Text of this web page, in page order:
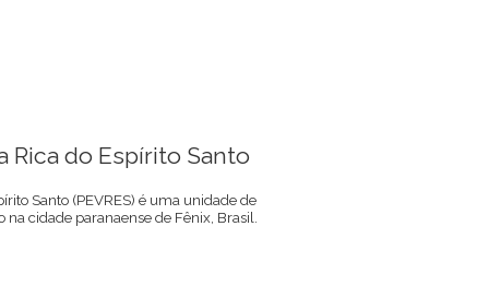
Rica do Espírito Santo
Santo (PEVRES) é uma unidade de
cidade paranaense de Fênix, Brasil.